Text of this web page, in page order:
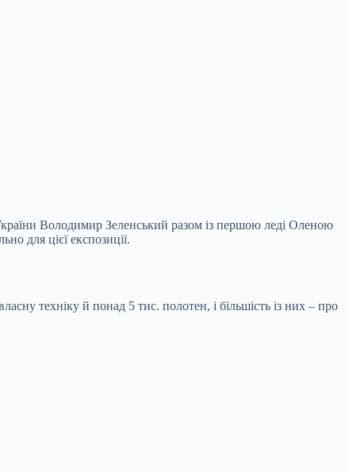
Володимир Зеленський разом із першою леді Оленою
для цієї експозиції.
техніку й понад 5 тис. полотен, і більшість із них – про